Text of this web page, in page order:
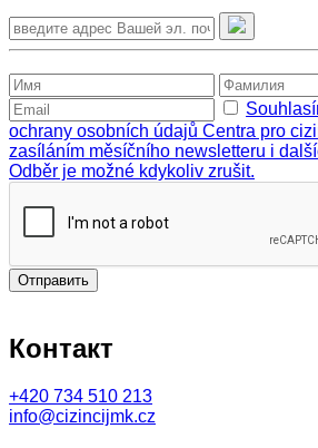
ochrany osobních údajů Centra pro
zasíláním měsíčního newsletteru i
Odběr je možné kdykoliv zrušit.
Отправить
Контакт
+420 734 510 213
info@cizincijmk.cz